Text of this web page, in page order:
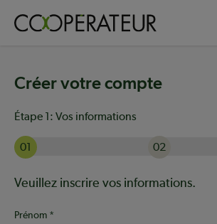
Créer votre compte
Étape 1: Vos informations
01 02
Aide :
Veuillez inscrire vos informations.
Prénom